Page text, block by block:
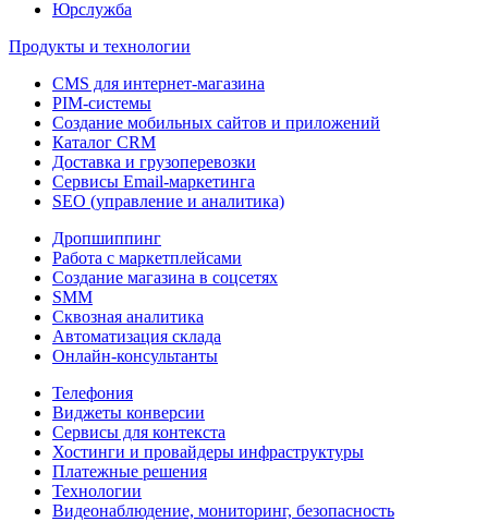
Юрслужба
Продукты и технологии
CMS для интернет-магазина
PIM-системы
Создание мобильных сайтов и приложений
Каталог CRM
Доставка и грузоперевозки
Сервисы Email-маркетинга
SEO (управление и аналитика)
Дропшиппинг
Работа с маркетплейсами
Создание магазина в соцсетях
SMM
Сквозная аналитика
Автоматизация склада
Онлайн-консультанты
Телефония
Виджеты конверсии
Сервисы для контекста
Хостинги и провайдеры инфраструктуры
Платежные решения
Технологии
Видеонаблюдение, мониторинг, безопасность